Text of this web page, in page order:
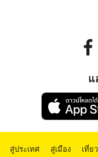
แ
สู่ประเทศ | สู่เมือง | เที่ย